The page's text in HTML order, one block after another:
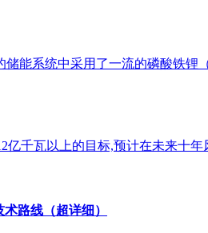
能系统中采用了一流的磷酸铁锂
亿千瓦以上的目标,预计在未来十
路线（超详细）